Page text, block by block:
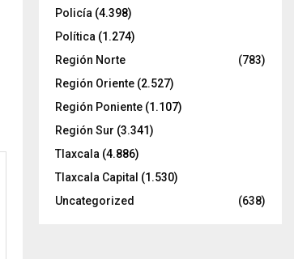
Policía (4.398)
Política (1.274)
Región Norte
(783)
Región Oriente (2.527)
Región Poniente (1.107)
Región Sur (3.341)
Tlaxcala (4.886)
Tlaxcala Capital (1.530)
Uncategorized
(638)